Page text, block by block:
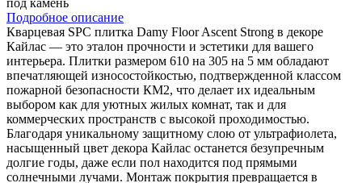
под камень
Подробное описание
Кварцевая SPC плитка Damy Floor Ascent Strong в декоре
Кайлас — это эталон прочности и эстетики для вашего
интерьера. Плитки размером 610 на 305 на 5 мм обладают
впечатляющей износостойкостью, подтвержденной классом
пожарной безопасности КМ2, что делает их идеальным
выбором как для уютных жилых комнат, так и для
коммерческих пространств с высокой проходимостью.
Благодаря уникальному защитному слою от ультрафиолета,
насыщенный цвет декора Кайлас останется безупречным
долгие годы, даже если пол находится под прямыми
солнечными лучами. Монтаж покрытия превращается в